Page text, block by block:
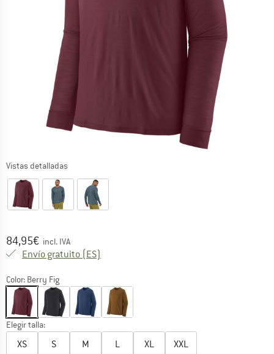
Vistas detalladas
Precio:
84,95€ incl. IVA
Envío gratuito (ES)
Color: Berry Fig
Elegir talla:
XS S M L XL XXL